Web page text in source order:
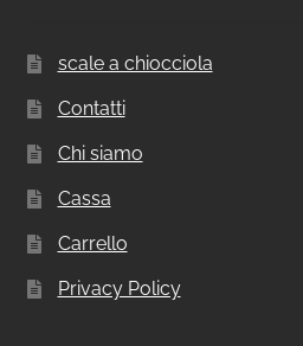
scale a chiocciola
Contatti
Chi siamo
Cassa
Carrello
Privacy Policy